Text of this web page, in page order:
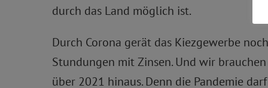
durch das Land möglich ist.
Durch Corona gerät das Kiezgewerbe
Stundungen mit Zinsen. Und wir
über 2021 hinaus. Denn die Pandemie